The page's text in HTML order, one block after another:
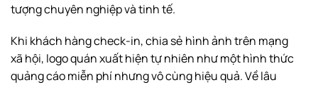
tượng chuyên nghiệp và tinh tế.
Khi khách hàng check-in, chia sẻ hình ảnh trên mạng
xã hội, logo quán xuất hiện tự nhiên như một hình thức
quảng cáo miễn phí nhưng vô cùng hiệu quả. Về lâu